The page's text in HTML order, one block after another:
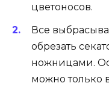
цветоносов.
Все
обрезать
ножницами.
можно только